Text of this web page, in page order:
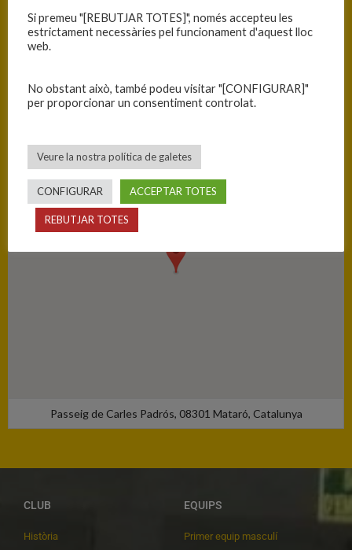
Martinez
39
PISTA
Passeig de Carles Padrós, 08301 Mataró, Catalunya
CLUB
Història
EQUIPS
Primer equip masculí
Si premeu "[REBUTJAR TOTES]", només accepteu les
estrictament necessàries pel funcionament d'aquest lloc
web.
No obstant això, també podeu visitar "[CONFIGURAR]"
per proporcionar un consentiment controlat.
Veure la nostra política de galetes
CONFIGURAR ACCEPTAR TOTES
REBUTJAR TOTES